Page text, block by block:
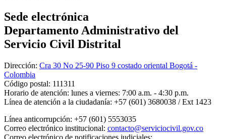
Sede electrónica
Departamento Administrativo del
Servicio Civil Distrital
Dirección: Cra 30 No 25-90 Piso 9 costado oriental Bogotá -
Colombia
Código postal: 111311
Horario de atención: lunes a viernes: 7:00 a.m. - 4:30 p.m.
Línea de atención a la ciudadanía: +57 (601) 3680038 / Ext 1423
Línea anticorrupción: +57 (601) 5553035
Correo electrónico institucional: contacto@serviciocivil.gov.co
Correo electrónico de notificaciones judiciales: